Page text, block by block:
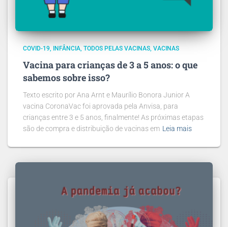
COVID-19 INFÂNCIA TODOS PELAS VACINAS VACINAS
Vacina para crianças de 3 a 5 anos: o que
sabemos sobre isso?
Texto escrito por Ana Arnt e Maurílio Bonora Junior A
vacina CoronaVac foi aprovada pela Anvisa, para
crianças entre 3 e 5 anos, finalmente! As próximas etapas
são de compra e distribuição de vacinas em Leia mais